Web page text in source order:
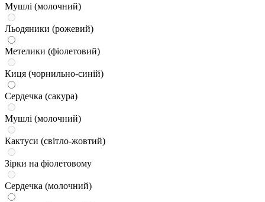
Мушлі (молочний)
Льодяники (рожевий)
Метелики (фіолетовий)
Киця (чорнильно-синій)
Сердечка (сакура)
Мушлі (молочний)
Кактуси (світло-жовтий)
Зірки на фіолетовому
Сердечка (молочний)